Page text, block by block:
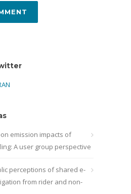
emission impacts of
A user group perspective
perceptions of shared e-
from rider and non-